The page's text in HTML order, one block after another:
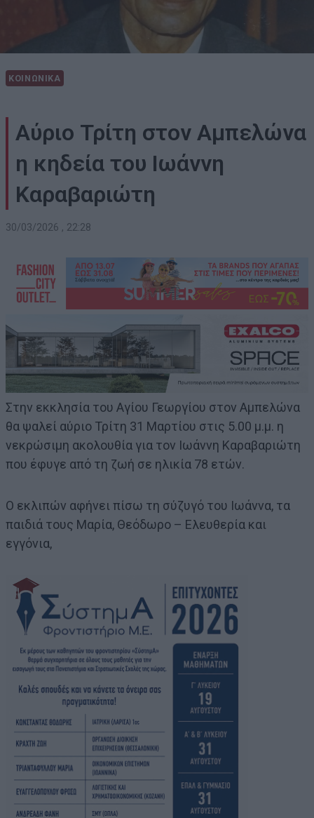
ΚΟΙΝΩΝΙΚΑ
Αύριο Τρίτη στον Αμπελώνα
η κηδεία του Ιωάννη
Καραβαριώτη
30/03/2026 , 22:28
Στην εκκλησία του Αγίου Γεωργίου στον Αμπελώνα
θα ψαλεί αύριο Τρίτη 31 Μαρτίου στις 5.00 μ.μ. η
νεκρώσιμη ακολουθία για τον Ιωάννη Καραβαριώτη
που έφυγε από τη ζωή σε ηλικία 78 ετών.
Ο εκλιπών αφήνει πίσω τη σύζυγό του Ιωάννα, τα
παιδιά τους Μαρία, Θεόδωρο – Ελευθερία και
εγγόνια,